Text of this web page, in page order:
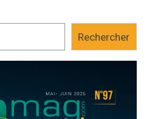
Rechercher